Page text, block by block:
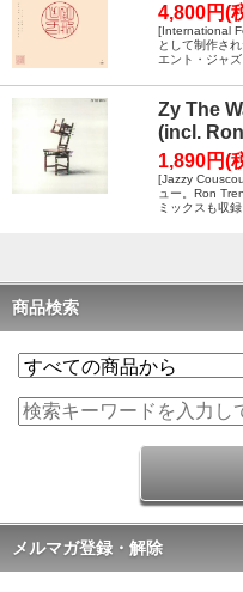
4,800円(
[International
として制作さ
エント・ジャズ
Zy The
(incl.
1,890円(
[Jazzy
ュー。Ron
ミックスも収
商品検索
メルマガ登録・解除